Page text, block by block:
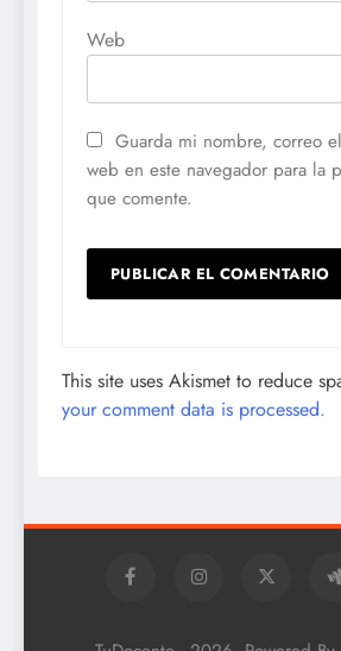
Web
Guarda mi nombre, correo
web en este navegador para la
que comente.
This site uses Akismet to reduce
your comment data is processed.